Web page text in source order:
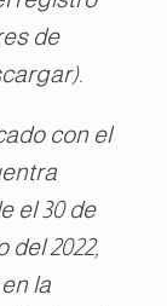
de
con el
el 30 de
del 2022,
la